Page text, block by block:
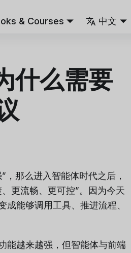
& Courses 中文
什么需要
那么进入智能体时代之后，
更流畅、更可控”。因为今天
能够调用工具、推进流程、
能越来越强，但智能体与前端